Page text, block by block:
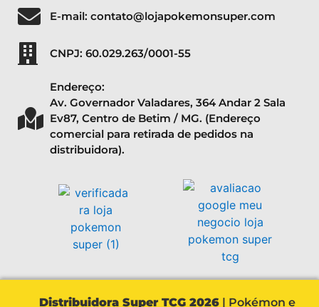
E-mail: contato@lojapokemonsuper.com
CNPJ: 60.029.263/0001-55
Endereço:
Av. Governador Valadares, 364 Andar 2 Sala
Ev87, Centro de Betim / MG. (Endereço
comercial para retirada de pedidos na
distribuidora).
Distribuidora Super TCG 2026 | Pokémon e